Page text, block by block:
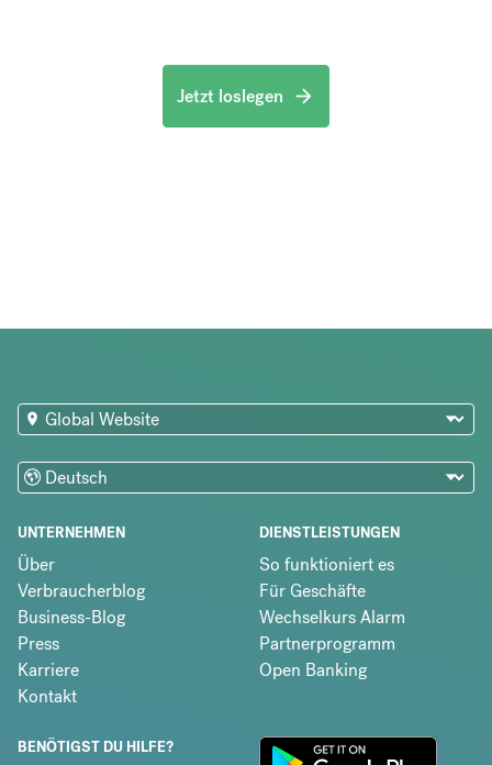
Jetzt loslegen
UNTERNEHMEN
Über
Verbraucherblog
Business-Blog
Press
Karriere
Kontakt
DIENSTLEISTUNGEN
So funktioniert es
Für Geschäfte
Wechselkurs Alarm
Partnerprogramm
Open Banking
BENÖTIGST DU HILFE?